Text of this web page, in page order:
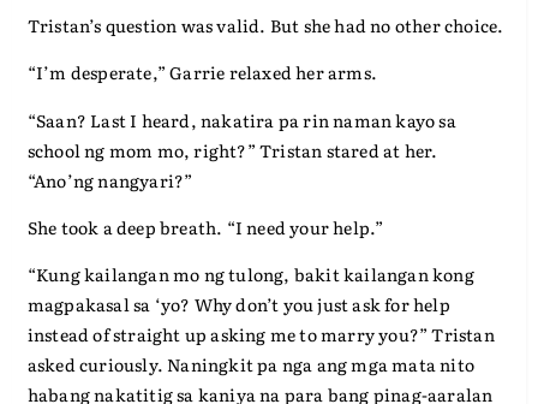
Tristan’s question was valid. But she had no other choice.
“I’m desperate,” Garrie relaxed her arms.
“Saan? Last I heard, nakatira pa rin naman kayo sa
school ng mom mo, right?” Tristan stared at her.
“Ano’ng nangyari?”
She took a deep breath. “I need your help.”
“Kung kailangan mo ng tulong, bakit kailangan kong
magpakasal sa ‘yo? Why don’t you just ask for help
instead of straight up asking me to marry you?” Tristan
asked curiously. Naningkit pa nga ang mga mata nito
habang nakatitig sa kaniya na para bang pinag-aaralan